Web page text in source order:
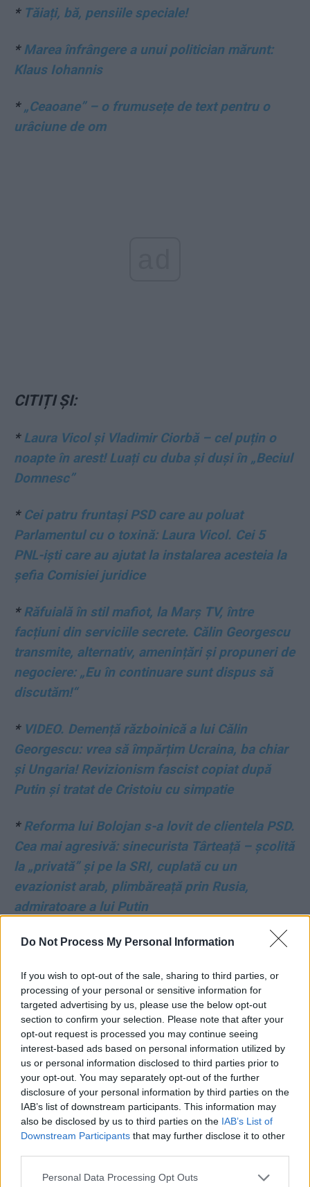
Do Not Process My Personal Information
If you wish to opt-out of the sale, sharing to third parties, or
processing of your personal or sensitive information for
targeted advertising by us, please use the below opt-out
section to confirm your selection. Please note that after your
opt-out request is processed you may continue seeing
interest-based ads based on personal information utilized by
us or personal information disclosed to third parties prior to
your opt-out. You may separately opt-out of the further
disclosure of your personal information by third parties on the
IAB’s list of downstream participants. This information may
also be disclosed by us to third parties on the IAB’s List of
Downstream Participants that may further disclose it to other
Personal Data Processing Opt Outs
* Tăiați, bă, pensiile speciale!
*Marea înfrângere a unui politician mărunt:
Klaus Iohannis
*„Ceaoane” – o frumusețe de text pentru o
urâciune de om
CITIȚI ȘI:
*Laura Vicol și Vladimir Ciorbă – cel puțin o
noapte în arest! Luați cu duba și duși în „Beciul
Domnesc”
* Cei patru fruntași PSD care au poluat
Parlamentul cu o toxină: Laura Vicol. Cei 5
PNL-iști care au ajutat la instalarea acesteia la
șefia Comisiei juridice
*Răfuială în stil mafiot, la Marș TV, între
facțiuni din serviciile secrete. Călin Georgescu
transmite, alternativ, amenințări și propuneri de
negociere: „Eu în continuare sunt dispus să
discutăm!“
* VIDEO. Demență războinică a lui Călin
Georgescu: vrea să împărțim Ucraina, ba chiar
și Ungaria! Revizionism fascist copiat după
Putin și tratat de Cristoiu cu simpatie
*Reforma lui Bolojan s-a lovit de clientela PSD.
Cea mai agresivă: sinecurista Târteață – școlită
la „privată” și pe la SRI, cuplată cu un
evazionist arab, plimbăreață prin Rusia,
admiratoare a lui Putin
*Guvernare primitivă: Ciolacu a împărțit ca
electorale din 2024
*Trei partide îl susțin deja pe Nicușor Dan, se
pregătesc și altele
*Crin Antonescu l-a propus pe Călin
Georgescu premier în 2011, din partea PSD-
PNL, dar l-a refuzat Băsescu! / „Un om cu idei
foarte solide și de consultat”
reprezentantul celei mai sinistre părți a Sistemului